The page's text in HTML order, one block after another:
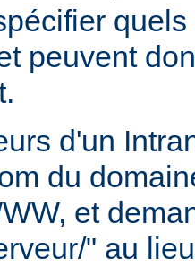
peuvent
d'un
du
et
" au